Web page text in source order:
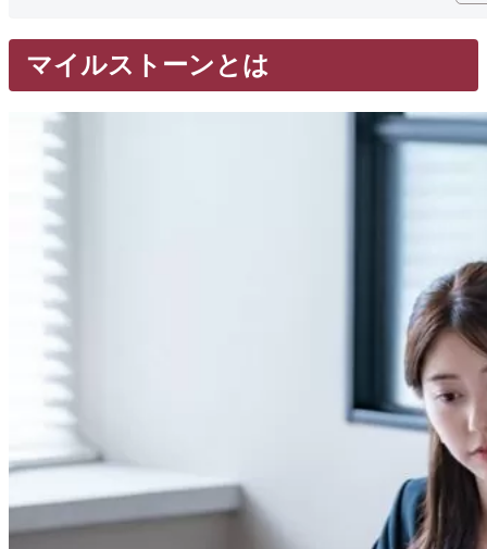
マイルストーンとは